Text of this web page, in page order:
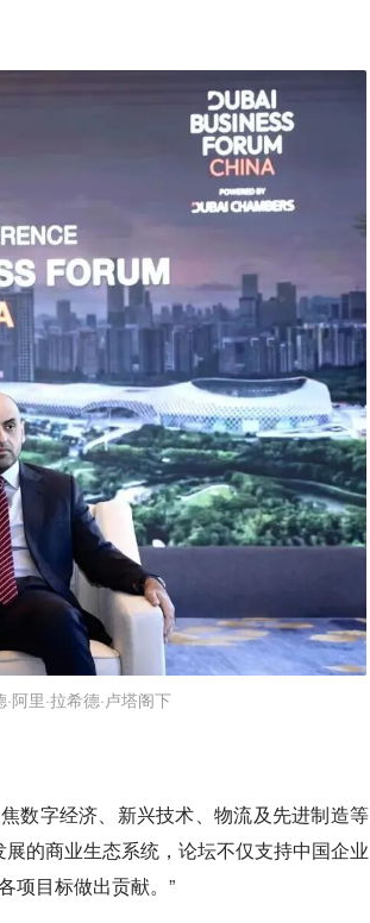
阿里·拉希德·卢塔阁下
数字经济、新兴技术、物流及先进制造等
的商业生态系统，论坛不仅支持中国企业
项目标做出贡献。”